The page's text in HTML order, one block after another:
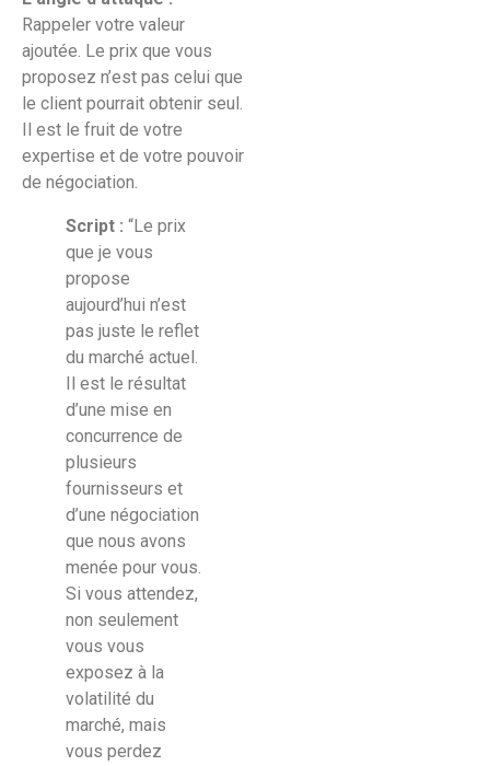
Rappeler votre valeur
ajoutée. Le prix que vous
proposez n’est pas celui que
le client pourrait obtenir seul.
Il est le fruit de votre
expertise et de votre pouvoir
de négociation.
Script : “Le prix
que je vous
propose
aujourd’hui n’est
pas juste le reflet
du marché actuel.
Il est le résultat
d’une mise en
concurrence de
plusieurs
fournisseurs et
d’une négociation
que nous avons
menée pour vous.
Si vous attendez,
non seulement
vous vous
exposez à la
volatilité du
marché, mais
vous perdez